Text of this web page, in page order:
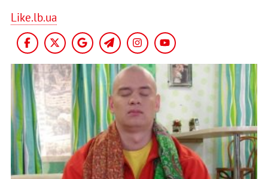
Like.lb.ua